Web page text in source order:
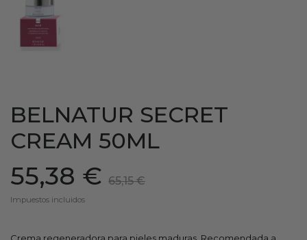
BELNATUR SECRET
CREAM 50ML
55,38 € 65,15 €
Impuestos incluidos
Crema regeneradora para pieles maduras. Recomendada a